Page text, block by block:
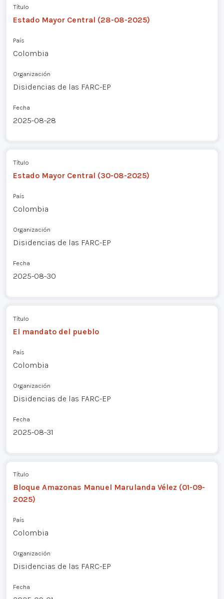
Título
Estado Mayor Central (28-08-2025)
País
Colombia
Organización
Disidencias de las FARC-EP
Fecha
2025-08-28
Título
Estado Mayor Central (30-08-2025)
País
Colombia
Organización
Disidencias de las FARC-EP
Fecha
2025-08-30
Título
El mandato del pueblo
País
Colombia
Organización
Disidencias de las FARC-EP
Fecha
2025-08-31
Título
Bloque Amazonas Manuel Marulanda Vélez (01-09-
2025)
País
Colombia
Organización
Disidencias de las FARC-EP
Fecha